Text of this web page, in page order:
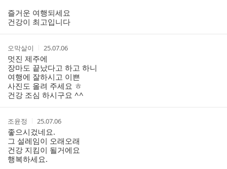
즐거운 여행되세요
건강이 최고입니다
작
성
자
오막살이
작
성
시
간
25.07.06
멋진 제주에
장마도 끝났다고 하고 하니
여행에 잘하시고 이쁜
사진도 올려 주세요 ㅎ
건강 조심 하시구요 ^^
작
성
자
조윤정
작
성
시
간
25.07.06
좋으시겄네요.
그 설레임이 오래오래
건강 지킴이 될거에요
행복하세요.